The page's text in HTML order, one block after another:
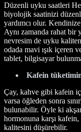
Düzenli uyku saatleri
biyolojik saatinizi
yardımcı olur.
Aynı zamanda rahat bir
nevresim de uyku
odada mavi ışık içeren
tablet, bilgisayar
Kafein
Çay, kahve gibi kafein
varsa öğleden sonra
bulunabilir. Öyle ki
hormonuna karşı
kalitesini düşürebilir.